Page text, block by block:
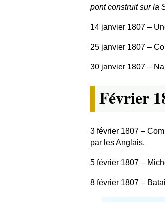
pont construit sur la
14 janvier 1807 ‒
25 janvier 1807 ‒
30 janvier 1807 ‒
Février
3 février 1807 ‒
par les Anglais.
5 février 1807 ‒
8 février 1807 ‒